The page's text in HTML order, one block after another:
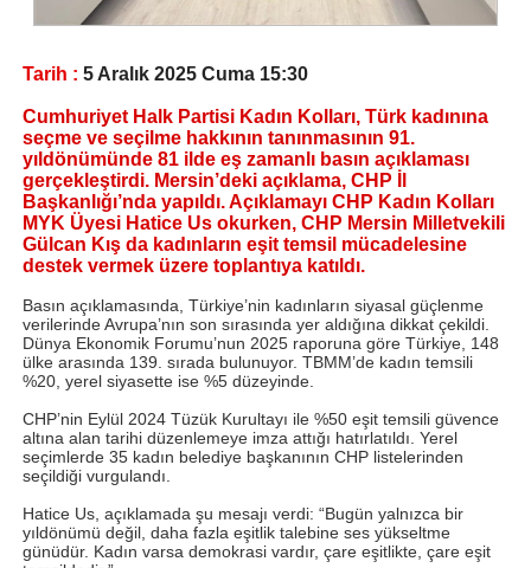
Tarih : 5 Aralık 2025 Cuma 15:30
Cumhuriyet Halk Partisi Kadın Kolları, Türk kadınına
seçme ve seçilme hakkının tanınmasının 91.
yıldönümünde 81 ilde eş zamanlı basın açıklaması
gerçekleştirdi. Mersin’deki açıklama, CHP İl
Başkanlığı’nda yapıldı. Açıklamayı CHP Kadın Kolları
MYK Üyesi Hatice Us okurken, CHP Mersin Milletvekili
Gülcan Kış da kadınların eşit temsil mücadelesine
destek vermek üzere toplantıya katıldı.
Basın açıklamasında, Türkiye’nin kadınların siyasal güçlenme
verilerinde Avrupa’nın son sırasında yer aldığına dikkat çekildi.
Dünya Ekonomik Forumu’nun 2025 raporuna göre Türkiye, 148
ülke arasında 139. sırada bulunuyor. TBMM’de kadın temsili
%20, yerel siyasette ise %5 düzeyinde.
CHP’nin Eylül 2024 Tüzük Kurultayı ile %50 eşit temsili güvence
altına alan tarihi düzenlemeye imza attığı hatırlatıldı. Yerel
seçimlerde 35 kadın belediye başkanının CHP listelerinden
seçildiği vurgulandı.
Hatice Us, açıklamada şu mesajı verdi: “Bugün yalnızca bir
yıldönümü değil, daha fazla eşitlik talebine ses yükseltme
günüdür. Kadın varsa demokrasi vardır, çare eşitlikte, çare eşit